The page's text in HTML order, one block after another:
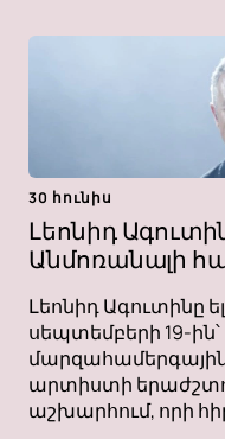
30 հունիս
Լեոնիդ
Անմոռանալի
Լեոնիդ Ագուտինը
սեպտեմբերի 19-
մարզահամերգային
արտիստի
աշխարհում, որի